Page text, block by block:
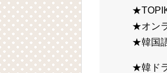
★オン
★韓国
★韓ド